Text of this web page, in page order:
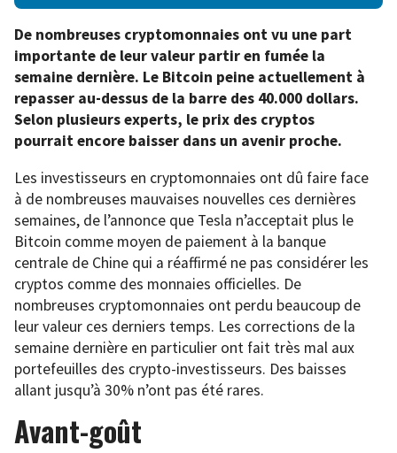
De nombreuses cryptomonnaies ont vu une part
importante de leur valeur partir en fumée la
semaine dernière. Le Bitcoin peine actuellement à
repasser au-dessus de la barre des 40.000 dollars.
Selon plusieurs experts, le prix des cryptos
pourrait encore baisser dans un avenir proche.
Les investisseurs en cryptomonnaies ont dû faire face
à de nombreuses mauvaises nouvelles ces dernières
semaines, de l’annonce que Tesla n’acceptait plus le
Bitcoin comme moyen de paiement à la banque
centrale de Chine qui a réaffirmé ne pas considérer les
cryptos comme des monnaies officielles. De
nombreuses cryptomonnaies ont perdu beaucoup de
leur valeur ces derniers temps. Les corrections de la
semaine dernière en particulier ont fait très mal aux
portefeuilles des crypto-investisseurs. Des baisses
allant jusqu’à 30% n’ont pas été rares.
Avant-goût